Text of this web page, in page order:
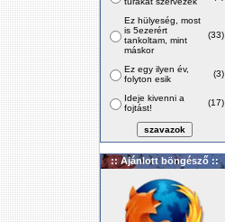
Ez hülyeség, most
is 5ezerért
tankoltam, mint
máskor
(33)
Ez egy ilyen év,
folyton esik
(3)
Ideje kivenni a
fojtást!
(17)
:: Ajánlott böngésző ::